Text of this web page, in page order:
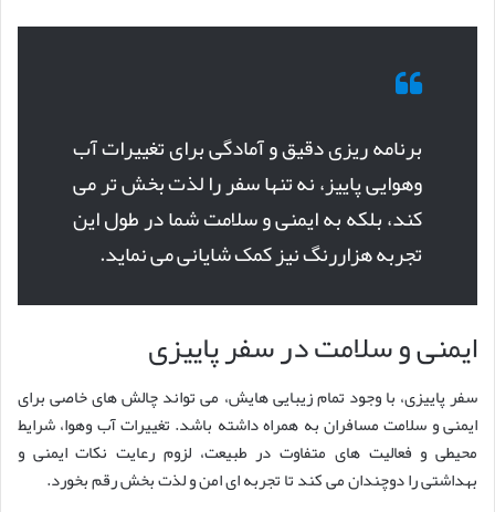
برنامه ریزی دقیق و آمادگی برای تغییرات آب
وهوایی پاییز، نه تنها سفر را لذت بخش تر می
کند، بلکه به ایمنی و سلامت شما در طول این
تجربه هزاررنگ نیز کمک شایانی می نماید.
ایمنی و سلامت در سفر پاییزی
سفر پاییزی، با وجود تمام زیبایی هایش، می تواند چالش های خاصی برای
ایمنی و سلامت مسافران به همراه داشته باشد. تغییرات آب وهوا، شرایط
محیطی و فعالیت های متفاوت در طبیعت، لزوم رعایت نکات ایمنی و
بهداشتی را دوچندان می کند تا تجربه ای امن و لذت بخش رقم بخورد.